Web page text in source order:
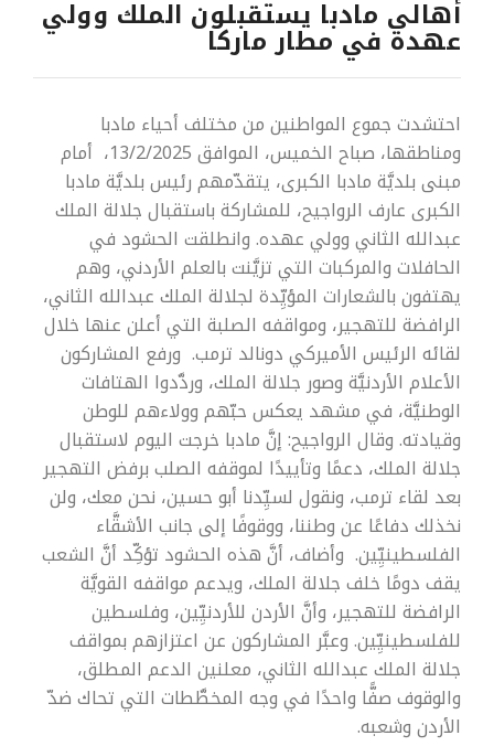
أهالي مادبا يستقبلون الملك وولي
عهده في مطار ماركا
احتشدت جموع المواطنين من مختلف أحياء مادبا
ومناطقها، صباح الخميس، الموافق 13/2/2025، أمام
مبنى بلديَّة مادبا الكبرى، يتقدّمهم رئيس بلديَّة مادبا
الكبرى عارف الرواجيح، للمشاركة باستقبال جلالة الملك
عبدالله الثاني وولي عهده. وانطلقت الحشود في
الحافلات والمركبات التي تزيَّنت بالعلم الأردني، وهم
يهتفون بالشعارات المؤيِّدة لجلالة الملك عبدالله الثاني،
الرافضة للتهجير، ومواقفه الصلبة التي أعلن عنها خلال
لقائه الرئيس الأميركي دونالد ترمب. ورفع المشاركون
الأعلام الأردنيَّة وصور جلالة الملك، وردَّدوا الهتافات
الوطنيَّة، في مشهد يعكس حبّهم وولاءهم للوطن
وقيادته. وقال الرواجيح: إنَّ مادبا خرجت اليوم لاستقبال
جلالة الملك، دعمًا وتأييدًا لموقفه الصلب برفض التهجير
بعد لقاء ترمب، ونقول لسيِّدنا أبو حسين، نحن معك، ولن
نخذلك دفاعًا عن وطننا، ووقوفًا إلى جانب الأشقَّاء
الفلسطينيِّين. وأضاف، أنَّ هذه الحشود تؤكِّد أنَّ الشعب
يقف دومًا خلف جلالة الملك، ويدعم مواقفه القويَّة
الرافضة للتهجير، وأنَّ الأردن للأردنيِّين، وفلسطين
للفلسطينيِّين. وعبَّر المشاركون عن اعتزازهم بمواقف
جلالة الملك عبدالله الثاني، معلنين الدعم المطلق،
والوقوف صفًّا واحدًا في وجه المخطَّطات التي تحاك ضدّ
الأردن وشعبه.